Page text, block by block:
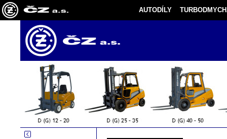
AUTODÍLY